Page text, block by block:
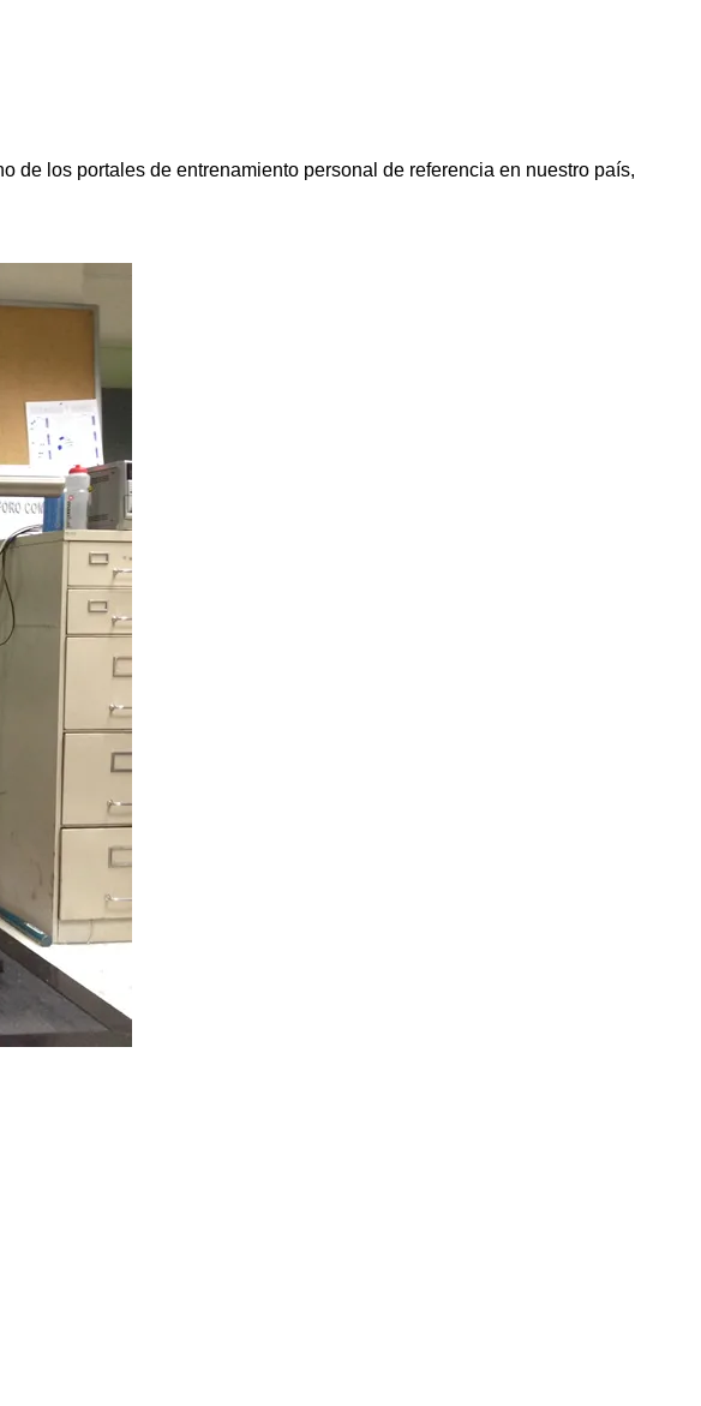
de los portales de entrenamiento personal de referencia en nuestro país,